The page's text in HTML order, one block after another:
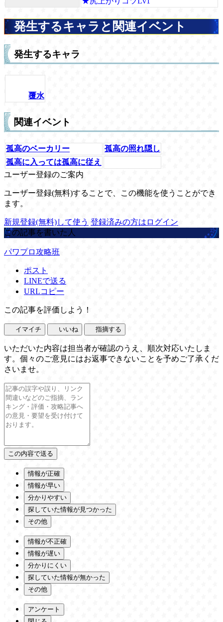
発生するキャラと関連イベント
発生するキャラ
覆水
関連イベント
孤高のベーカリー
孤高の照れ隠し
孤高に入っては孤高に従え
ユーザー登録のご案内
ユーザー登録(無料)することで、この機能を使うことができ
ます。
新規登録(無料)して使う 登録済みの方はログイン
この記事を書いた人
パワプロ攻略班
ポスト
LINEで送る
URLコピー
この記事を評価しよう！
イマイチ いいね 指摘する
いただいた内容は担当者が確認のうえ、順次対応いたしま
す。個々のご意見にはお返事できないことを予めご了承くだ
さいませ。
情報が正確
情報が早い
分かりやすい
探していた情報が見つかった
その他
情報が不正確
情報が遅い
分かりにくい
探していた情報が無かった
その他
アンケート